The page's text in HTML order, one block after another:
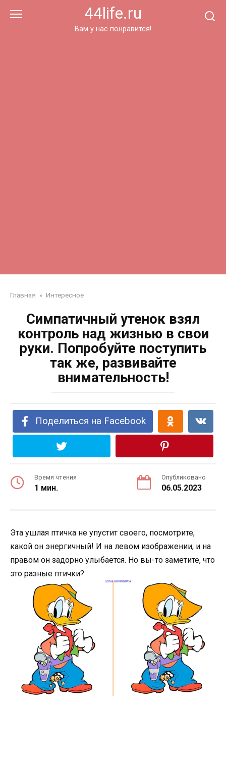
44life.ru
Вам у нас понравится!
Главная » Интересное
Симпатичный утенок взял
контроль над жизнью в свои
руки. Попробуйте поступить
так же, развивайте
внимательность!
Поделиться на Facebook
Время чтения
1 мин.
Опубликовано
06.05.2023
Эта ушлая птичка не упустит своего, посмотрите,
какой он энергичный! И на левом изображении, и на
правом он задорно улыбается. Но вы-то заметите, что
это разные птички?